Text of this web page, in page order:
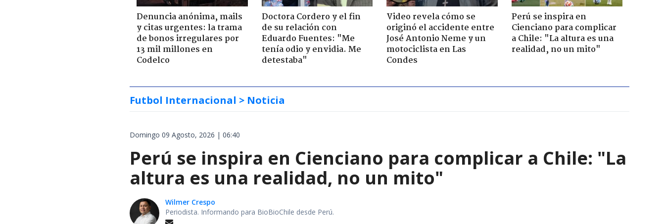
Denuncia anónima, mails
y citas urgentes: la trama
de bonos irregulares por
13 mil millones en
Codelco
Doctora Cordero y el fin
de su relación con
Eduardo Fuentes: "Me
tenía odio y envidia. Me
detestaba"
Video revela cómo se
originó el accidente entre
José Antonio Neme y un
motociclista en Las
Condes
Perú se inspira en
Cienciano para complicar
a Chile: "La altura es una
realidad, no un mito"
Futbol Internacional > Noticia
Domingo 09 Agosto, 2026 | 06:40
Perú se inspira en Cienciano para complicar a Chile: "La
altura es una realidad, no un mito"
Wilmer Crespo
Periodista. Informando para BioBioChile desde Perú.